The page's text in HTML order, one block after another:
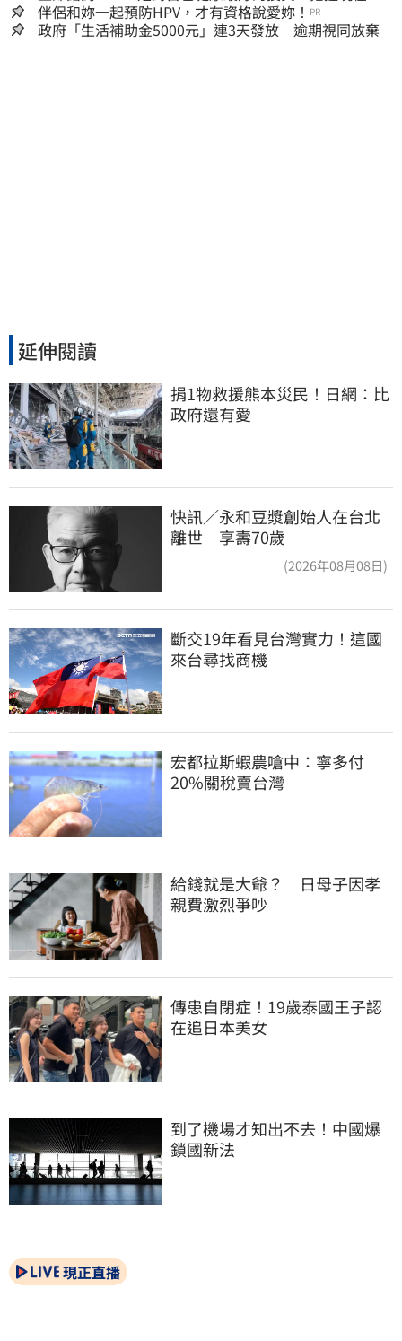
嫌晚！
伴侶和妳一起預防HPV，才有資格說愛妳！ PR
政府「生活補助金5000元」連3天發放 逾期視同放棄
延伸閱讀
捐1物救援熊本災民！日網：比
政府還有愛
快訊／永和豆漿創始人在台北
離世 享壽70歲
(2026年08月08日)
斷交19年看見台灣實力！這國
來台尋找商機
宏都拉斯蝦農嗆中：寧多付
20%關稅賣台灣
給錢就是大爺？　日母子因孝
親費激烈爭吵
傳患自閉症！19歲泰國王子認
在追日本美女
到了機場才知出不去！中國爆
鎖國新法
現正直播